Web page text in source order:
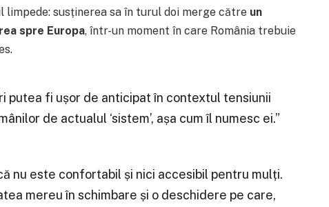
susținerea sa în turul doi merge către un
spre Europa, într-un moment în care România trebuie
putea fi ușor de anticipat în contextul tensiunii
de actualul ‘sistem’, așa cum îl numesc ei.”
nu este confortabil și nici accesibil pentru mulți.
mereu în schimbare și o deschidere pe care,